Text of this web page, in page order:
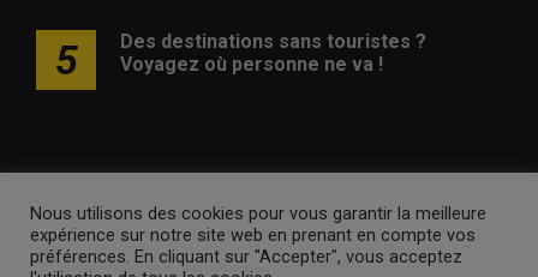
5
Des destinations sans touristes ?
Voyagez où personne ne va !
Publicité Contact Avertissement Newsletter
Politique
de confidentialité
Nous utilisons des cookies pour vous garantir la meilleure
expérience sur notre site web en prenant en compte vos
préférences. En cliquant sur "Accepter", vous acceptez